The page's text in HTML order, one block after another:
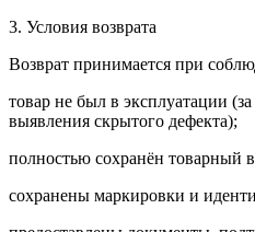
3. Условия возврата
Возврат принимается при
товар не был в эксплуатации
выявления скрытого дефекта);
полностью сохранён товарный
сохранены маркировки и